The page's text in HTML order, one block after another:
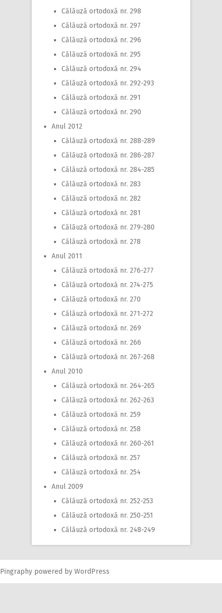
Călăuză ortodoxă nr. 298
Călăuză ortodoxă nr. 297
Călăuză ortodoxă nr. 296
Călăuză ortodoxă nr. 295
Călăuză ortodoxă nr. 294
Călăuză ortodoxă nr. 292-293
Călăuză ortodoxă nr. 291
Călăuză ortodoxă nr. 290
Anul 2012
Călăuză ortodoxă nr. 288-289
Călăuză ortodoxă nr. 286-287
Călăuză ortodoxă nr. 284-285
Călăuză ortodoxă nr. 283
Călăuză ortodoxă nr. 282
Călăuză ortodoxă nr. 281
Călăuză ortodoxă nr. 279-280
Călăuză ortodoxă nr. 278
Anul 2011
Călăuză ortodoxă nr. 276-277
Călăuză ortodoxă nr. 274-275
Călăuză ortodoxă nr. 270
Călăuză ortodoxă nr. 271-272
Călăuză ortodoxă nr. 269
Călăuză ortodoxă nr. 266
Călăuză ortodoxă nr. 267-268
Anul 2010
Călăuză ortodoxă nr. 264-265
Călăuză ortodoxă nr. 262-263
Călăuză ortodoxă nr. 259
Călăuză ortodoxă nr. 258
Călăuză ortodoxă nr. 260-261
Călăuză ortodoxă nr. 257
Călăuză ortodoxă nr. 254
Anul 2009
Călăuză ortodoxă nr. 252-253
Călăuză ortodoxă nr. 250-251
Călăuză ortodoxă nr. 248-249
Pingraphy powered by WordPress